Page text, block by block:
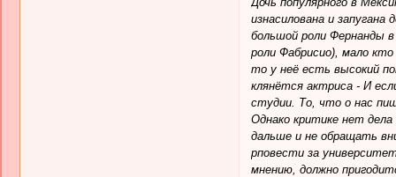
изнасилована и
большой роли Фернанды
роли Фабрисио), мало
то у неё есть высокий
клянётся актриса - И
студии. То, что о нас
Однако критике нет
дальше и не обращать
рповести за
мнению, должно